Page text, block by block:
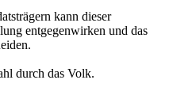
kann dieser
entgegenwirken und das
durch das Volk.